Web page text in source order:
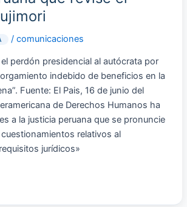
/ comunicaciones
perdón presidencial al autócrata por
indebido de beneficios en la
Fuente: El Pais, 16 de junio del
de Derechos Humanos ha
a la justicia peruana que se pronuncie
relativos al
jurídicos»